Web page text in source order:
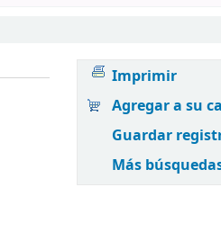
Imprimir
Agregar a su
Guardar
Más